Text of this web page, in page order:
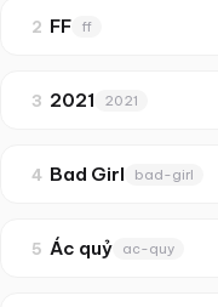
2 FF ff
3 2021 2021
4 Bad Girl bad-girl
5 Ác quỷ ac-quy